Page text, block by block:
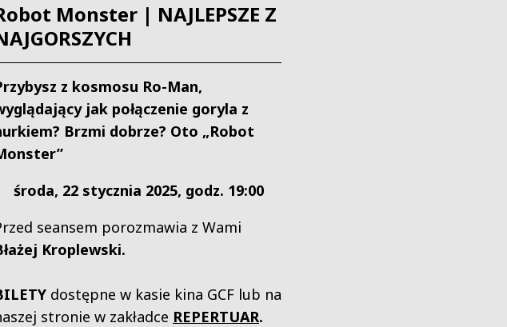
Monster | NAJLEPSZE Z
z kosmosu Ro-Man,
jak połączenie goryla z
Brzmi dobrze? Oto „Robot
środa, 22 stycznia 2025, godz. 19:00
seansem porozmawia z Wami
Kroplewski.
dostępne w kasie kina GCF lub na
stronie w zakładce REPERTUAR.